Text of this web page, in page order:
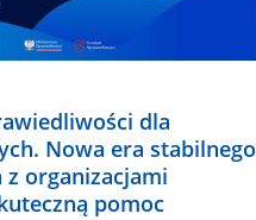
dla
Nowa era stabilnego
organizacjami
pomoc